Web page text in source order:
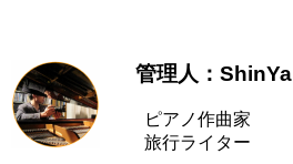
管理人：ShinYa
ピアノ作曲家
旅行ライター